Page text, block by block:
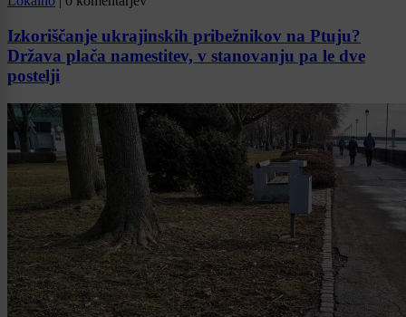
Izkoriščanje ukrajinskih pribežnikov na Ptuju?
Država plača namestitev, v stanovanju pa le dve
postelji